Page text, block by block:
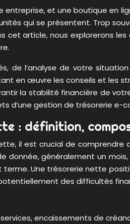
et une boutique en
qui se présentent. Trop
cet article, nous explorerons
de l’analyse de votre
en œuvre les conseils et les
la stabilité financière de
d’une gestion de trésorerie e-
: définition,
il est crucial de
donnée, généralement un
Une trésorerie nette
des difficultés
encaissements de